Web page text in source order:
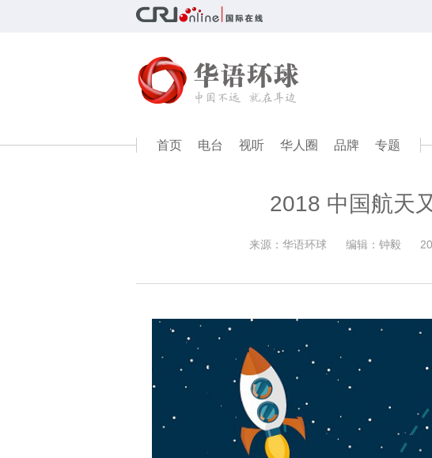
首页 电台 视听 华人圈 品牌 专题
2018 中国航天
来源：华语环球 编辑：钟毅